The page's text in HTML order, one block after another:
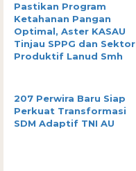
Pastikan Program
Ketahanan Pangan
Optimal, Aster KASAU
Tinjau SPPG dan Sektor
Produktif Lanud Smh
207 Perwira Baru Siap
Perkuat Transformasi
SDM Adaptif TNI AU